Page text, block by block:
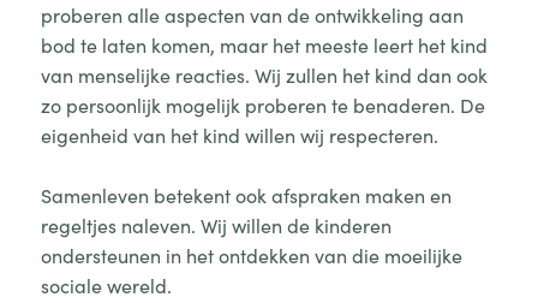
proberen alle aspecten van de ontwikkeling aan
bod te laten komen, maar het meeste leert het kind
van menselijke reacties. Wij zullen het kind dan ook
zo persoonlijk mogelijk proberen te benaderen. De
eigenheid van het kind willen wij respecteren.
Samenleven betekent ook afspraken maken en
regeltjes naleven. Wij willen de kinderen
ondersteunen in het ontdekken van die moeilijke
sociale wereld.